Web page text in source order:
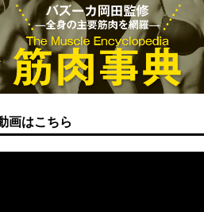
画はこちら